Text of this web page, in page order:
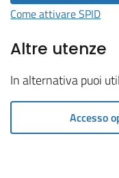
Come attivare SPID
Altre utenze
In alternativa puoi
Accesso